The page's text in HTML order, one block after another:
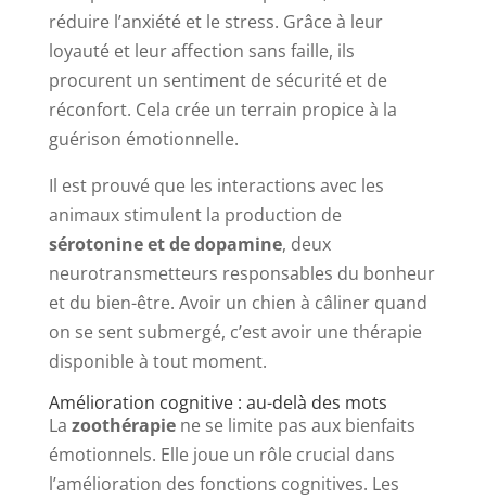
réduire l’anxiété et le stress. Grâce à leur
loyauté et leur affection sans faille, ils
procurent un sentiment de sécurité et de
réconfort. Cela crée un terrain propice à la
guérison émotionnelle.
Il est prouvé que les interactions avec les
animaux stimulent la production de
sérotonine et de dopamine, deux
neurotransmetteurs responsables du bonheur
et du bien-être. Avoir un chien à câliner quand
on se sent submergé, c’est avoir une thérapie
disponible à tout moment.
Amélioration cognitive : au-delà des mots
La zoothérapiene se limite pas aux bienfaits
émotionnels. Elle joue un rôle crucial dans
l’amélioration des fonctions cognitives. Les